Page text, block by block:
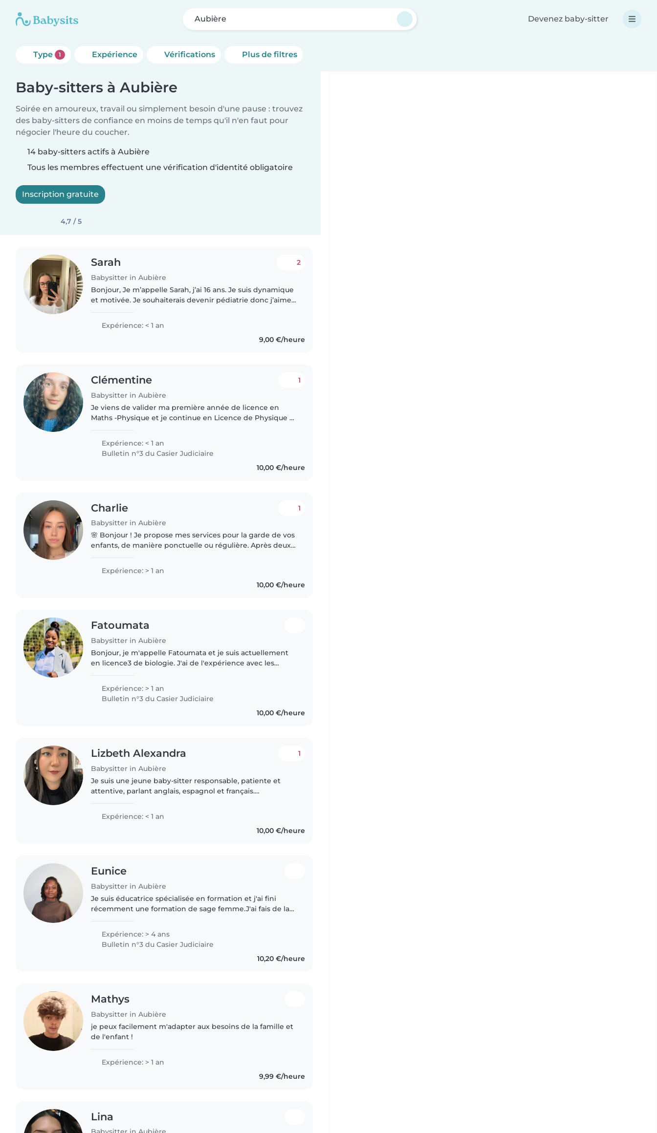
Aubière Devenez baby-sitter
Type 1 Expérience Vérifications Plus de filtres
Baby-sitters à Aubière
Soirée en amoureux, travail ou simplement besoin d'une pause : trouvez
des baby-sitters de confiance en moins de temps qu'il n'en faut pour
négocier l'heure du coucher.
14 baby-sitters actifs à Aubière
Tous les membres effectuent une vérification d'identité obligatoire
Inscription gratuite
4,7 / 5
Sarah
Babysitter in Aubière
2
Bonjour, Je m’appelle Sarah, j’ai 16 ans. Je suis dynamique
et motivée. Je souhaiterais devenir pédiatrie donc j’aime
enfants...
Expérience: < 1 an
9,00 €/heure
Clémentine
Babysitter in Aubière
1
Je viens de valider ma première année de licence en
Maths -Physique et je continue en Licence de Physique à
Expérience: < 1 an
Bulletin n°3 du Casier Judiciaire
10,00 €/heure
Charlie
Babysitter in Aubière
1
🌸 Bonjour ! Je propose mes services pour la garde de vos
enfants, de manière ponctuelle ou régulière. Après deux
formation, j'ai..
Expérience: > 1 an
10,00 €/heure
Fatoumata
Babysitter in Aubière
Bonjour, je m'appelle Fatoumata et je suis actuellement
en licence3 de biologie. J'ai de l'expérience avec les
chez des particuliers...
Expérience: > 1 an
Bulletin n°3 du Casier Judiciaire
10,00 €/heure
Lizbeth Alexandra
Babysitter in Aubière
1
Je suis une jeune baby-sitter responsable, patiente et
attentive, parlant anglais, espagnol et français.
électronique, je suis à la recherche..
Expérience: < 1 an
10,00 €/heure
Eunice
Babysitter in Aubière
Je suis éducatrice spécialisée en formation et j'ai fini
récemment une formation de sage femme.J'ai fais de la
également par des..
Expérience: > 4 ans
Bulletin n°3 du Casier Judiciaire
10,20 €/heure
Mathys
Babysitter in Aubière
je peux facilement m'adapter aux besoins de la famille et
de l'enfant !
Expérience: > 1 an
9,99 €/heure
Lina